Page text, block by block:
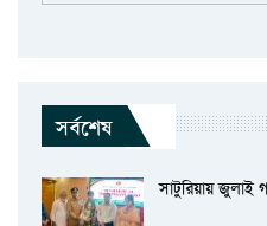
সর্বশেষ
সাটুরিয়ায় জুলাই